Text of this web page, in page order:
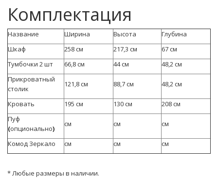
Комплектация
Название Ширина Высота
Глубина
Шкаф
258 см 217,3 см
67 см
Тумбочки 2 шт
66,8 см 44 см
48,2 см
Прикроватный
столик
121,8 см 88,7 см 48,2 см
Кровать 195 см 130 см
208 см
Пуф
(опционально)
см см см
Комод Зеркало см см см
* Любые размеры в наличии.